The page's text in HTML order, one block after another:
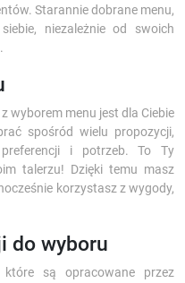
Starannie dobrane menu,
niezależnie od swoich
wyborem menu jest dla Ciebie
spośród wielu propozycji,
i potrzeb. To Ty
talerzu! Dzięki temu masz
korzystasz z wygody,
do wyboru
które są opracowane przez